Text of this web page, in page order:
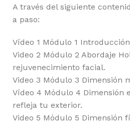
A través del siguiente
a paso:
Vídeo 1 Módulo 1
Video 2 Módulo 2 Abordaje
rejuvenecimiento facial.
Video 3 Módulo 3 Dimensión
Vídeo 4 Módulo 4 Dimensión
refleja tu exterior.
Video 5 Módulo 5 Dimensión